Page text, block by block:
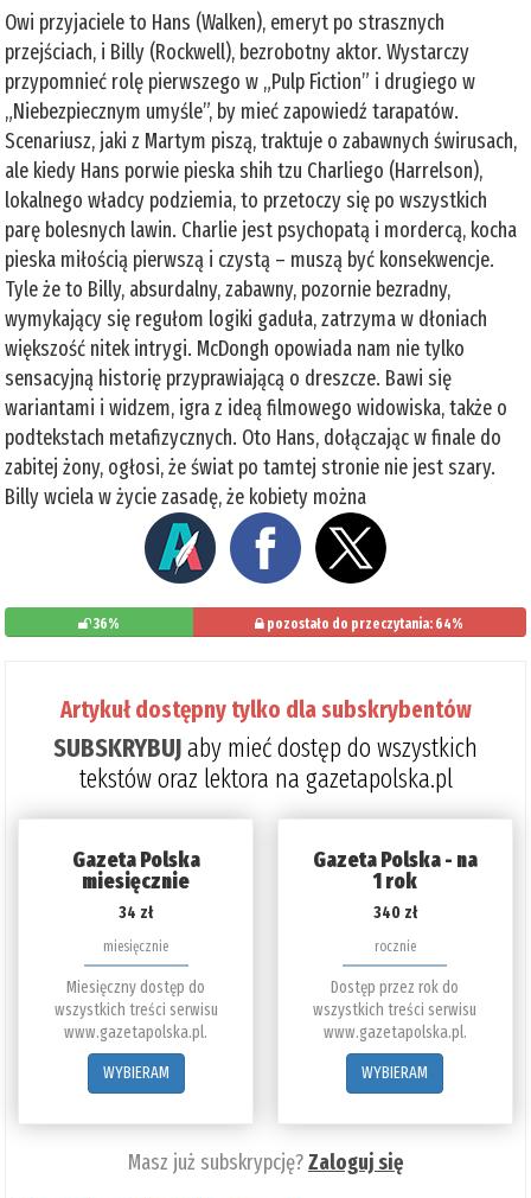
Owi przyjaciele to Hans (Walken), emeryt po strasznych
przejściach, i Billy (Rockwell), bezrobotny aktor. Wystarczy
przypomnieć rolę pierwszego w „Pulp Fiction” i drugiego w
„Niebezpiecznym umyśle”, by mieć zapowiedź tarapatów.
Scenariusz, jaki z Martym piszą, traktuje o zabawnych świrusach,
ale kiedy Hans porwie pieska shih tzu Charliego (Harrelson),
lokalnego władcy podziemia, to przetoczy się po wszystkich
parę bolesnych lawin. Charlie jest psychopatą i mordercą, kocha
pieska miłością pierwszą i czystą – muszą być konsekwencje.
Tyle że to Billy, absurdalny, zabawny, pozornie bezradny,
wymykający się regułom logiki gaduła, zatrzyma w dłoniach
większość nitek intrygi. McDongh opowiada nam nie tylko
sensacyjną historię przyprawiającą o dreszcze. Bawi się
wariantami i widzem, igra z ideą filmowego widowiska, także o
podtekstach metafizycznych. Oto Hans, dołączając w finale do
zabitej żony, ogłosi, że świat po tamtej stronie nie jest szary.
Billy wciela w życie zasadę, że kobiety można
36% pozostało do przeczytania: 64%
Artykuł dostępny tylko dla subskrybentów
SUBSKRYBUJaby mieć dostęp do wszystkich
tekstów oraz lektora na gazetapolska.pl
Gazeta Polska
miesięcznie
34 zł
miesięcznie
Miesięczny dostęp do
wszystkich treści serwisu
www.gazetapolska.pl.
WYBIERAM
Gazeta Polska - na
1 rok
340 zł
rocznie
Dostęp przez rok do
wszystkich treści serwisu
www.gazetapolska.pl.
WYBIERAM
Masz już subskrypcję?Zaloguj się